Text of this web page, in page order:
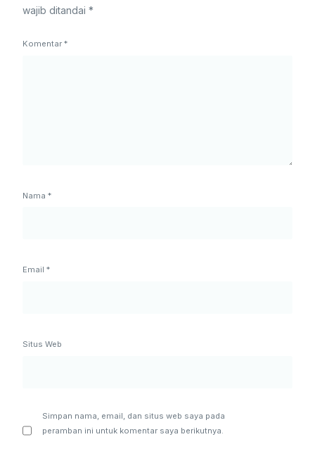
wajib ditandai*
Komentar*
Nama*
Email*
Situs Web
Simpan nama, email, dan situs web saya pada
peramban ini untuk komentar saya berikutnya.